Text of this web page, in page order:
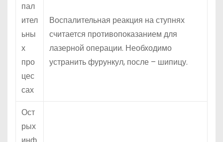
пал
ител
ьны
х
про
цес
сах
Воспалительная реакция на ступнях
считается противопоказанием для
лазерной операции. Необходимо
устранить фурункул, после – шипицу.
Ост
рых